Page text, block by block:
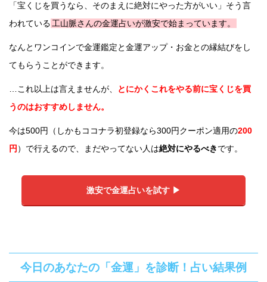
「宝くじを買うなら、そのまえに絶対にやった方がいい」そう言
われている 工山脈さんの金運占いが激安で始まっています。
なんとワンコインで金運鑑定と金運アップ・お金との縁結びをし
てもらうことができます。
…これ以上は言えませんが、
とにかくこれをやる前に宝くじを買
うのはおすすめしません。
今は500円（しかもココナラ初登録なら300円クーポン適用の200
円 ）で行えるので、まだやってない人は絶対にやるべきです。
激安で金運占いを試す ▶︎
今日のあなたの「金運」を診断！占い結果例